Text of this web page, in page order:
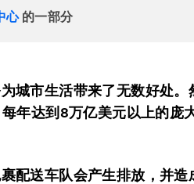
心的一部分
城市生活带来了无数好处
年达到8万亿美元以上的庞
配送车队会产生排放，并